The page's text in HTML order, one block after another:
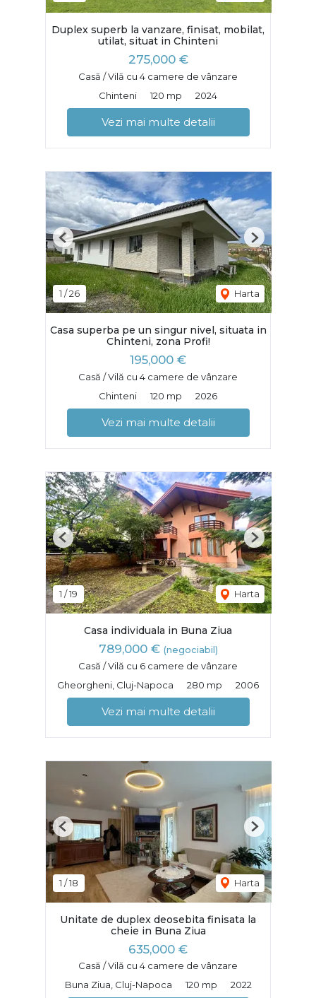
Duplex superb la vanzare, finisat, mobilat,
utilat, situat in Chinteni
275,000 €
Casă / Vilă cu 4 camere de vânzare
Chinteni
120 mp 2024
Vezi mai multe detalii
1 /26 Harta
Previous Next
Casa superba pe un singur nivel, situata in
Chinteni, zona Profi!
195,000 €
Casă / Vilă cu 4 camere de vânzare
Chinteni
120 mp 2026
Vezi mai multe detalii
1 /19 Harta
Previous Next
Casa individuala in Buna Ziua
789,000 € (negociabil)
Casă / Vilă cu 6 camere de vânzare
Gheorgheni, Cluj-Napoca
280 mp 2006
Vezi mai multe detalii
1 /18 Harta
Previous Next
Unitate de duplex deosebita finisata la
cheie in Buna Ziua
635,000 €
Casă / Vilă cu 4 camere de vânzare
Buna Ziua, Cluj-Napoca
120 mp 2022